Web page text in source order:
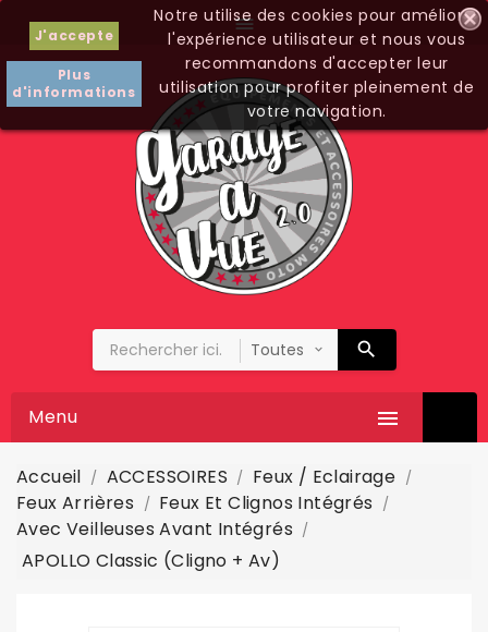

J'accepte
Plus
d'informations
Notre utilise des cookies pour améliorer
l'expérience utilisateur et nous vous
recommandons d'accepter leur
utilisation pour profiter pleinement de
votre navigation.

Menu
Accueil ACCESSOIRES
Feux / Eclairage
Feux Arrières
Feux Et Clignos Intégrés
Avec Veilleuses Avant Intégrés
APOLLO Classic (cligno + Av)